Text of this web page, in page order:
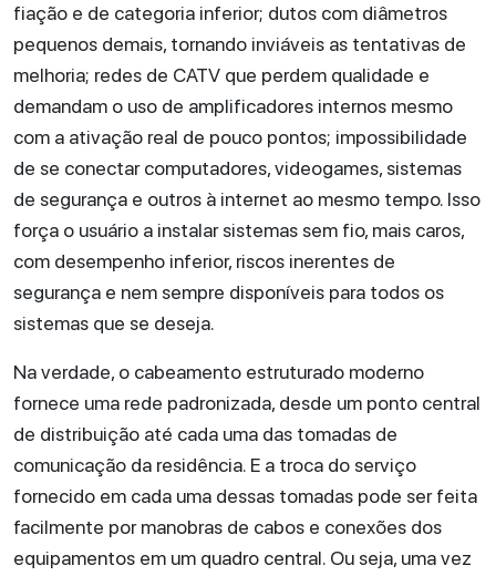
fiação e de categoria inferior; dutos com diâmetros
pequenos demais, tornando inviáveis as tentativas de
melhoria; redes de CATV que perdem qualidade e
demandam o uso de amplificadores internos mesmo
com a ativação real de pouco pontos; impossibilidade
de se conectar computadores, videogames, sistemas
de segurança e outros à internet ao mesmo tempo. Isso
força o usuário a instalar sistemas sem fio, mais caros,
com desempenho inferior, riscos inerentes de
segurança e nem sempre disponíveis para todos os
sistemas que se deseja.
Na verdade, o cabeamento estruturado moderno
fornece uma rede padronizada, desde um ponto central
de distribuição até cada uma das tomadas de
comunicação da residência. E a troca do serviço
fornecido em cada uma dessas tomadas pode ser feita
facilmente por manobras de cabos e conexões dos
equipamentos em um quadro central. Ou seja, uma vez